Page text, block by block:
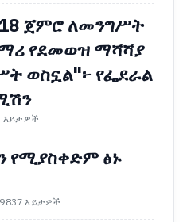
ጀምሮ ለመንግሥት
የደመወዝ ማሻሻያ
ወስኗል"፦ የፌደራል
እይታዎች
የሚያስቀድም ፅኑ
እይታዎች